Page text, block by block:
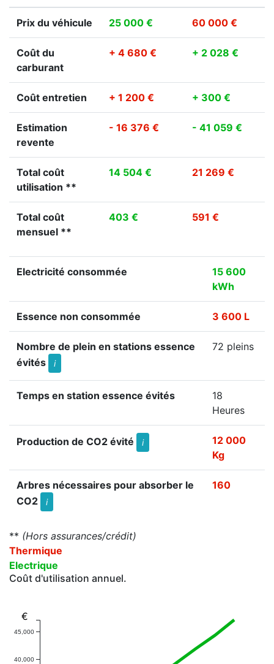
Prix du véhicule 25 000 € 60 000 €
Coût du
carburant
+ 4 680 € + 2 028 €
Coût entretien + 1 200 € + 300 €
Estimation
revente
- 16 376 € - 41 059 €
Total coût
utilisation **
14 504 € 21 269 €
Total coût
mensuel **
403 € 591 €
Electricité consommée
15 600
kWh
Essence non consommée 3 600 L
Nombre de plein en stations essence
évités
i
72 pleins
Temps en station essence évités
18
Heures
Production de CO2 évité i
12 000
Kg
Arbres nécessaires pour absorber le
CO2
i
160
** (Hors assurances/crédit)
Thermique
Electrique
Coût d'utilisation annuel.
40,000
45,000
€